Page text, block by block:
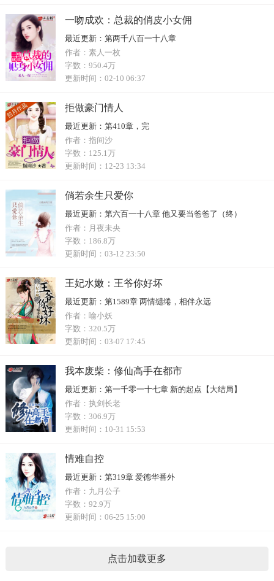
一吻成欢：总裁的俏皮小女佣
最近更新： 第两千八百一十八章
作者： 素人一枚
字数： 950.4万
更新时间： 02-10 06:37
拒做豪门情人
最近更新： 第410章，完
作者： 指间沙
字数： 125.1万
更新时间： 12-23 13:34
倘若余生只爱你
最近更新： 第六百一十八章 他又要当爸爸了（终）
作者： 月夜未央
字数： 186.8万
更新时间： 03-12 23:50
王妃水嫩：王爷你好坏
最近更新： 第1589章 两情缱绻，相伴永远
作者： 喻小妖
字数： 320.5万
更新时间： 03-07 17:45
我本废柴：修仙高手在都市
最近更新： 第一千零一十七章 新的起点【大结局】
作者： 执剑长老
字数： 306.9万
更新时间： 10-31 15:53
情难自控
最近更新： 第319章 爱德华番外
作者： 九月公子
字数： 92.9万
更新时间： 06-25 15:00
点击加载更多